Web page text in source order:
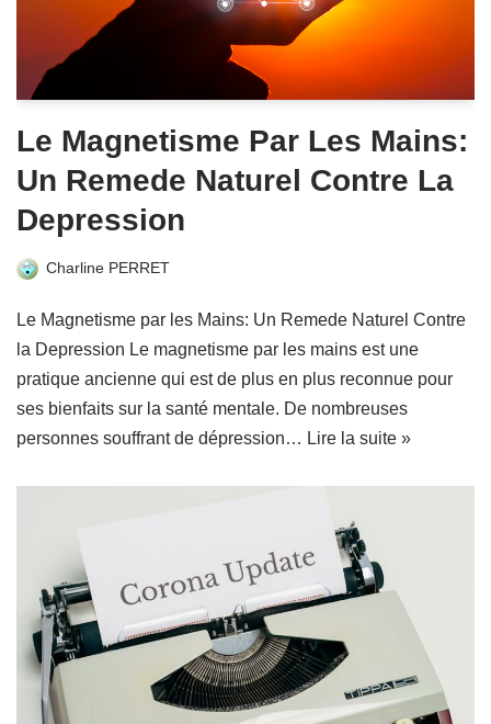
Le Magnetisme Par Les Mains:
Un Remede Naturel Contre La
Depression
Charline PERRET
Le Magnetisme par les Mains: Un Remede Naturel Contre
la Depression Le magnetisme par les mains est une
pratique ancienne qui est de plus en plus reconnue pour
ses bienfaits sur la santé mentale. De nombreuses
personnes souffrant de dépression… Lire la suite »